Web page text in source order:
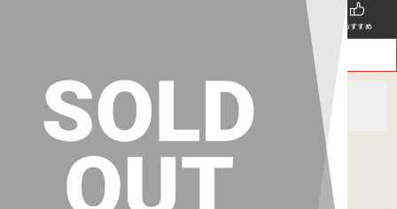
おすすめ
ヘインズ > WOMEN'S
Hanes originals スリーブレスTシャツ 26SS ヘインズ
(HW3-D103)